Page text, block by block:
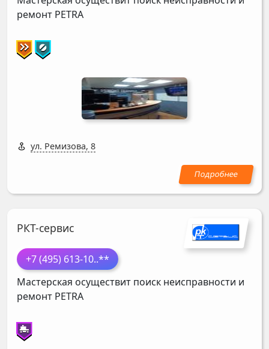
ремонт PETRA
ул. Ремизова, 8
РКТ-сервис
+7 (495) 613-10..**
Мастерская осуществит поиск неисправности и
ремонт PETRA